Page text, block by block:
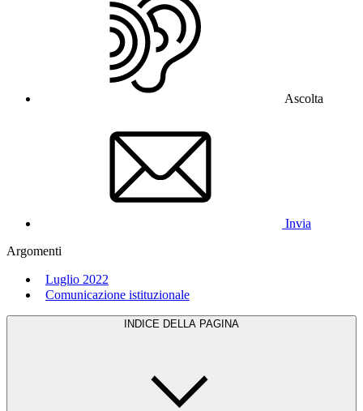
Ascolta
Invia
Argomenti
Luglio 2022
Comunicazione istituzionale
INDICE DELLA PAGINA